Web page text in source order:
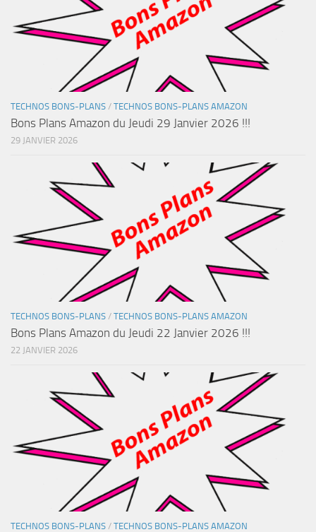
TECHNOS BONS-PLANS / TECHNOS BONS-PLANS AMAZON
Bons Plans Amazon du Jeudi 29 Janvier 2026 !!!
29 JANVIER 2026
TECHNOS BONS-PLANS / TECHNOS BONS-PLANS AMAZON
Bons Plans Amazon du Jeudi 22 Janvier 2026 !!!
22 JANVIER 2026
TECHNOS BONS-PLANS / TECHNOS BONS-PLANS AMAZON